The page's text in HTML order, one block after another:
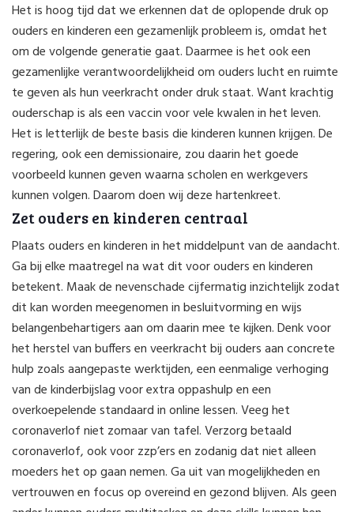
Het is hoog tijd dat we erkennen dat de oplopende druk op
ouders en kinderen een gezamenlijk probleem is, omdat het
om de volgende generatie gaat. Daarmee is het ook een
gezamenlijke verantwoordelijkheid om ouders lucht en ruimte
te geven als hun veerkracht onder druk staat. Want krachtig
ouderschap is als een vaccin voor vele kwalen in het leven.
Het is letterlijk de beste basis die kinderen kunnen krijgen. De
regering, ook een demissionaire, zou daarin het goede
voorbeeld kunnen geven waarna scholen en werkgevers
kunnen volgen. Daarom doen wij deze hartenkreet.
Zet ouders en kinderen centraal
Plaats ouders en kinderen in het middelpunt van de aandacht.
Ga bij elke maatregel na wat dit voor ouders en kinderen
betekent. Maak de nevenschade cijfermatig inzichtelijk zodat
dit kan worden meegenomen in besluitvorming en wijs
belangenbehartigers aan om daarin mee te kijken. Denk voor
het herstel van buffers en veerkracht bij ouders aan concrete
hulp zoals aangepaste werktijden, een eenmalige verhoging
van de kinderbijslag voor extra oppashulp en een
overkoepelende standaard in online lessen. Veeg het
coronaverlof niet zomaar van tafel. Verzorg betaald
coronaverlof, ook voor zzp’ers en zodanig dat niet alleen
moeders het op gaan nemen. Ga uit van mogelijkheden en
vertrouwen en focus op overeind en gezond blijven. Als geen